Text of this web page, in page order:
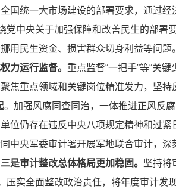
国统一大市场建设的部署要求，通过
党中央关于加强保障和改善民生的部署
用民生资金、损害群众切身利益等问
力运行监督。 重点监督“一把手”等“关键
焦重点领域和关键岗位精准发力，坚
加强风腐同查同治，一体推进正风反
位仍存在违反中央八项规定精神和过紧
中央军委审计署开展军地联合审计，
三是审计整改总体格局更加稳固。 坚持将
压实全面整改政治责任，将年度审计发